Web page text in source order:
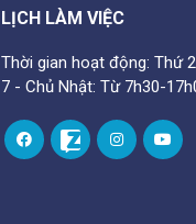
LỊCH LÀM VIỆC
Thời gian hoạt động: Thứ
7 - Chủ Nhật: Từ 7h30-